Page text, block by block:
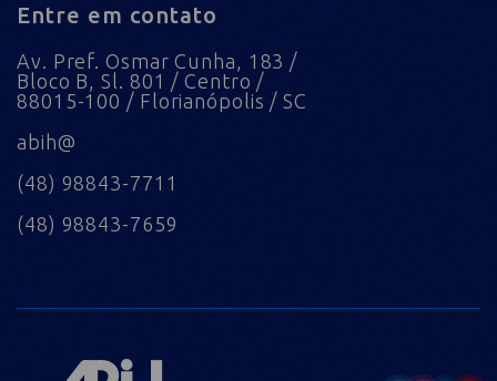
Entre em contato
Av. Pref. Osmar Cunha, 183 /
Bloco B, Sl. 801 / Centro /
88015-100 / Florianópolis / SC
abih@
(48) 98843-7711
(48) 98843-7659